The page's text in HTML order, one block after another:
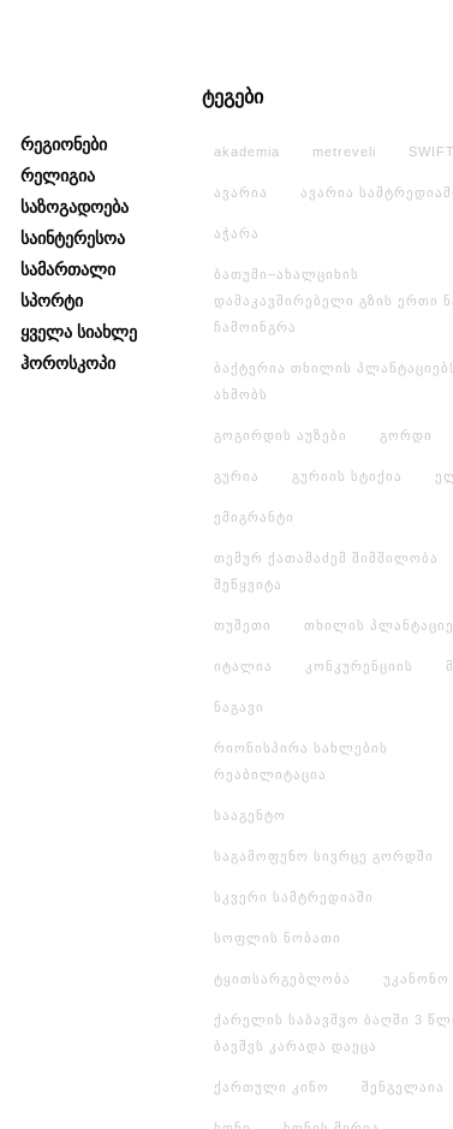
Რეგიონები
Რელიგია
Საზოგადოება
Საინტერესოა
Სამართალი
Სპორტი
Ყველა Სიახლე
Ჰოროსკოპი
ტეგები
akademia metreveli SWIFT
ავარია ავარია
აჭარა
ბათუმი–ახალციხის
დამაკავშირებელი გზის ერთი
ჩამოინგრა
ბაქტერია თხილის
ახმობს
გოგირდის აუზები გორდი
გურია გურიის სტიქია
ემიგრანტი
თემურ ქათამაძემ შიმშილობა
შეწყვიტა
თუშეთი თხილის
იტალია კონკურენციის
ნაგავი
რიონისპირა სახლების
რეაბილიტაცია
სააგენტო
საგამოფენო სივრცე გორდში
სკვერი სამტრედიაში
სოფლის ნობათი
ტყითსარგებლობა უკანონო
ქარელის საბავშვო ბაღში 3
ბავშვს კარადა დაეცა
ქართული კინო შენგელაია